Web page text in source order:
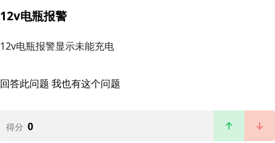
12v电瓶报警
12v电瓶报警显示未能充电
回答此问题 我也有这个问题
得分 0